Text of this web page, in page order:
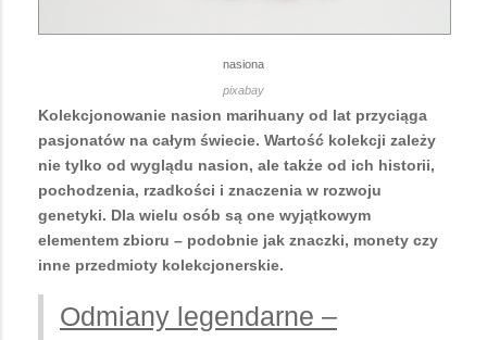
nasiona
pixabay
Kolekcjonowanie nasion marihuany od lat przyciąga
pasjonatów na całym świecie. Wartość kolekcji zależy
nie tylko od wyglądu nasion, ale także od ich historii,
pochodzenia, rzadkości i znaczenia w rozwoju
genetyki. Dla wielu osób są one wyjątkowym
elementem zbioru – podobnie jak znaczki, monety czy
inne przedmioty kolekcjonerskie.
Odmiany legendarne –